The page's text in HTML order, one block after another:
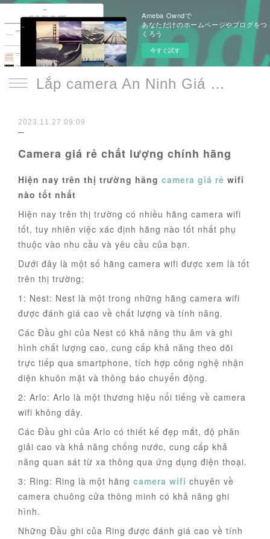
Ameba Owndで
あなただけのホームページやブログをつ
くろう
今すぐ試す
Lắp camera An Ninh Giá Rẻ Chính Hãng
2023.11.27 09:09
Camera giá rẻ chất lượng chính hãng
Hiện nay trên thị trường hãng camera giá rẻ wifi
nào tốt nhất
Hiện nay trên thị trường có nhiều hãng camera wifi
tốt, tuy nhiên việc xác định hãng nào tốt nhất phụ
thuộc vào nhu cầu và yêu cầu của bạn.
Dưới đây là một số hãng camera wifi được xem là tốt
trên thị trường:
1: Nest: Nest là một trong những hãng camera wifi
được đánh giá cao về chất lượng và tính năng.
Các Đầu ghi của Nest có khả năng thu âm và ghi
hình chất lượng cao, cung cấp khả năng theo dõi
trực tiếp qua smartphone, tích hợp công nghệ nhận
diện khuôn mặt và thông báo chuyển động.
2: Arlo: Arlo là một thương hiệu nổi tiếng về camera
wifi không dây.
Các Đầu ghi của Arlo có thiết kế đẹp mắt, độ phân
giải cao và khả năng chống nước, cung cấp khả
năng quan sát từ xa thông qua ứng dụng điện thoại.
3: Ring: Ring là một hãng camera wifi chuyên về
camera chuông cửa thông minh có khả năng ghi
hình.
Những Đầu ghi của Ring được đánh giá cao về tính